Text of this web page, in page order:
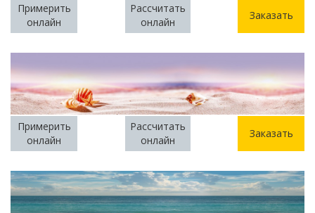
Примерить
онлайн
Рассчитать
онлайн
Заказать
Примерить
онлайн
Рассчитать
онлайн
Заказать